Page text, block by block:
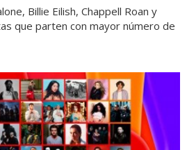
Billie Eilish, Chappell Roan y
que parten con mayor número de